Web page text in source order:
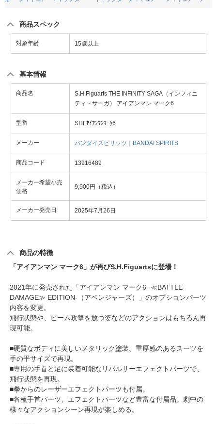
商品スペック
対象年齢 15歳以上
基本情報
商品名
S.H.Figuarts THE INFINITY SAGA（インフィニ
ティ・サーガ） アイアンマン マーク6
型番 SHFｱｲｱﾝﾏﾝﾏｰｸ6
メーカー バンダイスピリッツ｜BANDAI SPIRITS
商品コード 13916489
メーカー希望小売
価格
9,900円（税込）
メーカー発売日 2025年7月26日
商品の特徴
「アイアンマン マーク6」が再びS.H.Figuartsに登場！
2021年に発売された「アイアンマン マーク6 -≪BATTLE
DAMAGE≫ EDITION-（アベンジャーズ）」のオプションパーツ
内容を変更。
飛行状態や、ビーム攻撃を放つ姿などのアクションはもちろん再
現可能。
■硬質なボディに美しいメタリック塗装。重厚感のあるスーツを
手の平サイズで再現。
■専用の手首と足に装着可能なリパルサーエフェクトパーツで、
飛行状態を再現。
■拳からのレーザーエフェクトパーツも付属。
■各種手首パーツ、エフェクトパーツなど豊富な付属品。劇中の
様々なアクションシーン再現が楽しめる。